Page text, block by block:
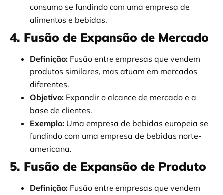
consumo se fundindo com uma empresa de
alimentos e bebidas.
4. Fusão de Expansão de Mercado
Definição: Fusão entre empresas que vendem
produtos similares, mas atuam em mercados
diferentes.
Objetivo: Expandir o alcance de mercado e a
base de clientes.
Exemplo: Uma empresa de bebidas europeia se
fundindo com uma empresa de bebidas norte-
americana.
5. Fusão de Expansão de Produto
Definição: Fusão entre empresas que vendem